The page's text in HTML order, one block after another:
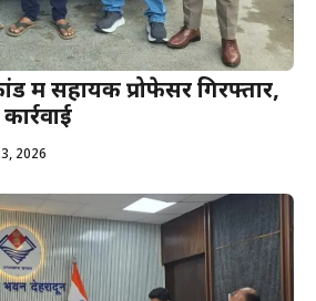
में सहायक प्रोफेसर गिरफ्तार,
2026